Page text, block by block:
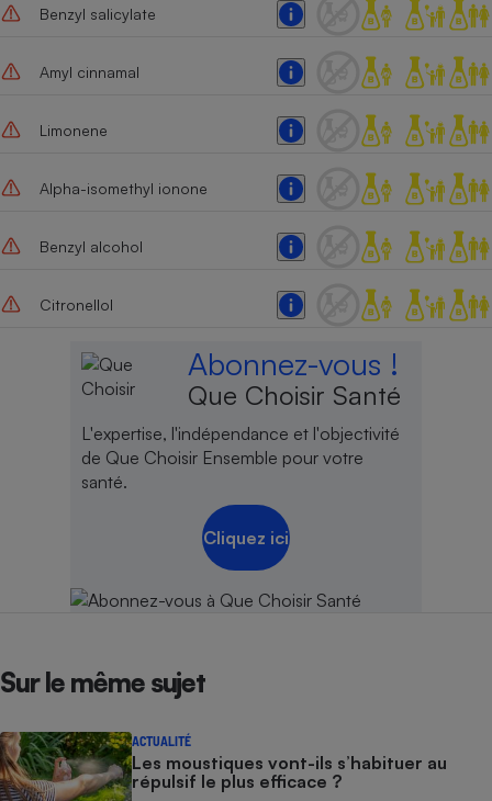
Benzyl salicylate
Amyl cinnamal
Limonene
Alpha-isomethyl ionone
Benzyl alcohol
Citronellol
Abonnez-vous !
Que Choisir Santé
L'expertise, l'indépendance et l'objectivité
de Que Choisir Ensemble pour votre
santé.
Cliquez ici
Sur le même sujet
ACTUALITÉ
Les moustiques vont-ils s’habituer au
répulsif le plus efficace ?